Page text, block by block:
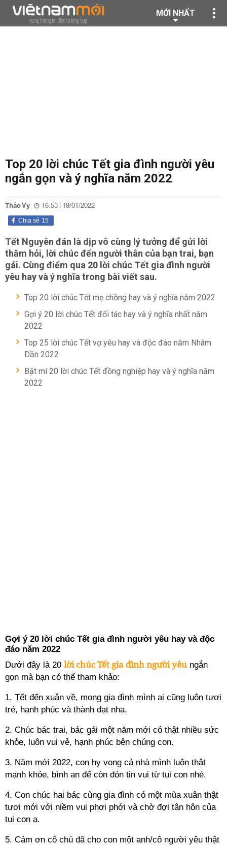
MỚI NHẤT
Top 20 lời chúc Tết gia đình người yêu
ngắn gọn và ý nghĩa năm 2022
Thảo Vy 16:53 | 19/01/2022
15
Chia sẻ
Tết Nguyên đán là dịp vô cùng lý tưởng để gửi lời
thăm hỏi, lời chúc đến người thân của bạn trai, bạn
gái. Cùng điểm qua 20 lời chúc Tết gia đình người
yêu hay và ý nghĩa trong bài viết sau.
Top 20 lời chúc Tết mẹ chồng hay và ý nghĩa năm 2022
Gợi ý 20 lời chúc Tết đối tác hay và ý nghĩa nhất năm
2022
Top 25 lời chúc Tết vợ yêu hay và độc đáo năm Nhâm
Dần 2022
Bật mí 20 lời chúc Tết đồng nghiệp hay và ý nghĩa năm
2022
Gợi ý 20 lời chúc Tết gia đình người yêu hay và độc
đáo năm 2022
Dưới đây là 20 lời chúc Tết gia đình người yêungắn
gọn mà bạn có thể tham khảo:
1. Tết đến xuân về, mong gia đình mình ai cũng luôn tươi
trẻ, hạnh phúc và thành đạt nha.
2. Chúc bác trai, bác gái một năm mới có thật nhiều sức
khỏe, luôn vui vẻ, hạnh phúc bên chúng con.
3. Năm mới 2022, con hy vọng cả nhà mình luôn thật
mạnh khỏe, bình an để còn đón tin vui từ tụi con nhé.
4. Con chúc hai bác cùng gia đình có một mùa xuân thật
tươi mới với niềm vui phơi phới và chờ đợi tân hôn của
tụi con ạ.
5. Cảm ơn cô chú đã cho con một anh/cô người yêu thật